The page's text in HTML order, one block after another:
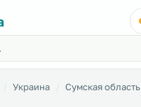
Украина Сумская область